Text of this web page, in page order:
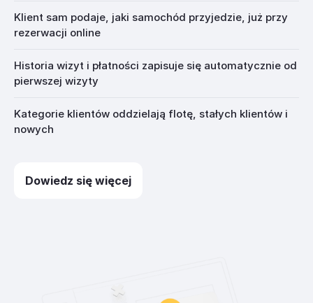
Klient sam podaje, jaki samochód przyjedzie, już przy
rezerwacji online
Historia wizyt i płatności zapisuje się automatycznie od
pierwszej wizyty
Kategorie klientów oddzielają flotę, stałych klientów i
nowych
Dowiedz się więcej